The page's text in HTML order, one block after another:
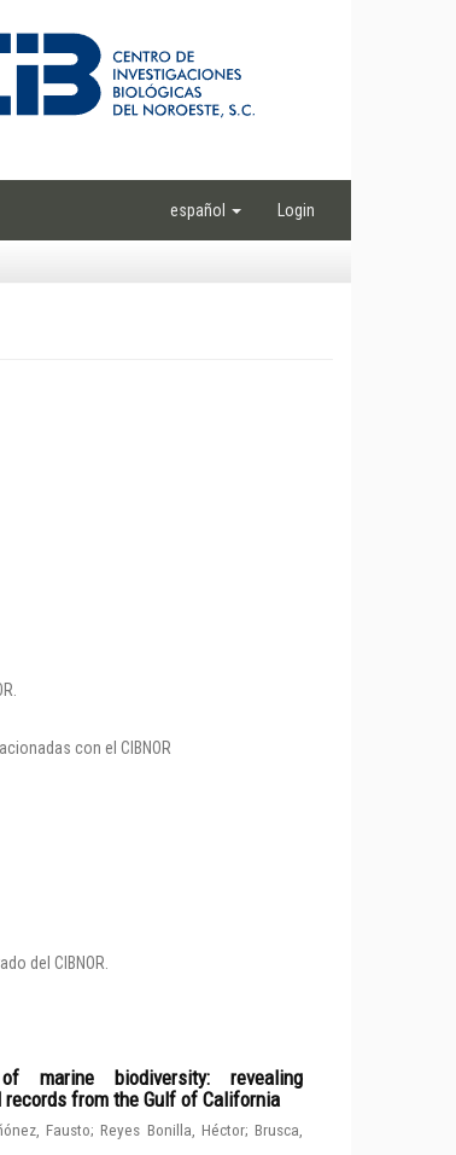
español Login
con el CIBNOR
del CIBNOR.
marine biodiversity: revealing
from the Gulf of California
Fausto;Reyes Bonilla, Héctor; Brusca,